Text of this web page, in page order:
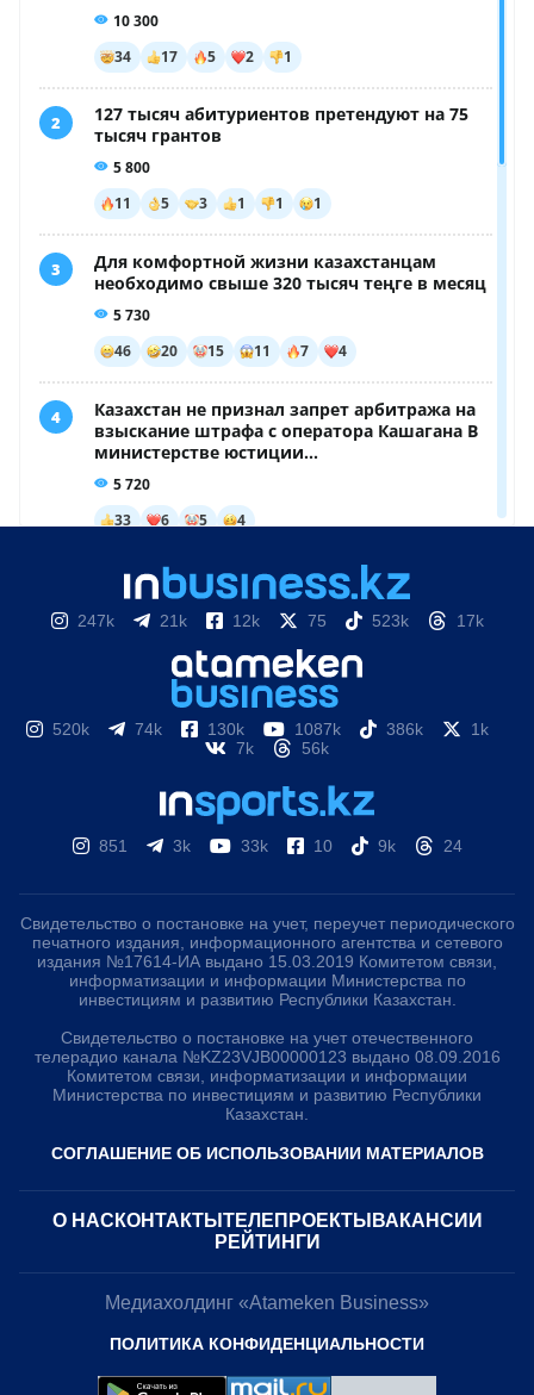
247k 21k 12k 75 523k 17k
520k 74k 130k 1087k 386k
1k
7k
56k
851 3k 33k 10 9k 24
Свидетельство о постановке на учет, переучет периодического
печатного издания, информационного агентства и сетевого
издания №17614-ИА выдано 15.03.2019 Комитетом связи,
информатизации и информации Министерства по
инвестициям и развитию Республики Казахстан.
Свидетельство о постановке на учет отечественного
телерадио канала №KZ23VJB00000123 выдано 08.09.2016
Комитетом связи, информатизации и информации
Министерства по инвестициям и развитию Республики
Казахстан.
СОГЛАШЕНИЕ ОБ ИСПОЛЬЗОВАНИИ МАТЕРИАЛОВ
О НАС КОНТАКТЫ ТЕЛЕПРОЕКТЫ ВАКАНСИИ
РЕЙТИНГИ
Медиахолдинг «Atameken Business»
ПОЛИТИКА КОНФИДЕНЦИАЛЬНОСТИ